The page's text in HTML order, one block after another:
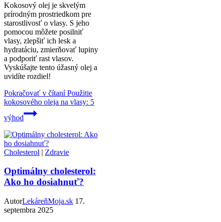
Kokosový olej je skvelým
prírodným prostriedkom pre
starostlivosť o vlasy. S jeho
pomocou môžete posilniť
vlasy, zlepšiť ich lesk a
hydratáciu, zmierňovať lupiny
a podporiť rast vlasov.
Vyskúšajte tento úžasný olej a
uvidíte rozdiel!
Pokračovať v čítaníPoužitie
kokosového oleja na vlasy: 5
výhod
Cholesterol | Zdravie
Optimálny cholesterol:
Ako ho dosiahnuť?
AutorLekáreňMoja.sk 17.
septembra 2025